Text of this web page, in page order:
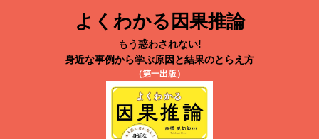
よくわかる因果推論
もう惑わされない!
身近な事例から学ぶ原因と結果のとらえ方
（第一出版）